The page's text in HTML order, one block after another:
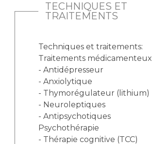
TECHNIQUES ET
TRAITEMENTS
Techniques et traitements:
Traitements médicamenteux
- Antidépresseur
- Anxiolytique
- Thymorégulateur (lithium)
- Neuroleptiques
- Antipsychotiques
Psychothérapie
- Thérapie cognitive (TCC)